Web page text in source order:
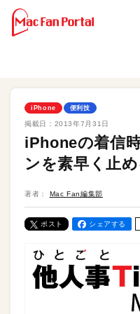
iPhone 便利技
掲載日： 2013年7月31日
iPhoneの着信
ンを素早く止め
著者： Mac Fan編集部
ポスト シェアする